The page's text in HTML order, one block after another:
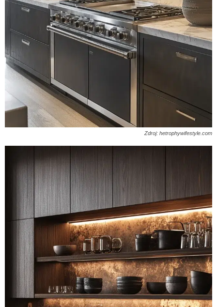
Zdroj: hetrophywifestyle.com